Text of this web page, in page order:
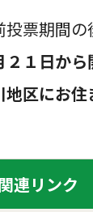
投票期間
２１日か
区にお住
連リンク